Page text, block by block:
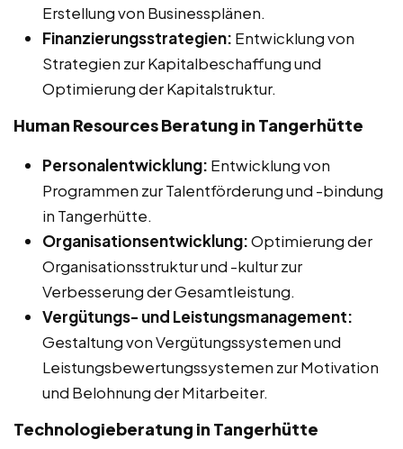
Erstellung von Businessplänen.
Finanzierungsstrategien: Entwicklung von
Strategien zur Kapitalbeschaffung und
Optimierung der Kapitalstruktur.
Human Resources Beratung in Tangerhütte
Personalentwicklung: Entwicklung von
Programmen zur Talentförderung und -bindung
in Tangerhütte.
Organisationsentwicklung:Optimierung der
Organisationsstruktur und -kultur zur
Verbesserung der Gesamtleistung.
Vergütungs- und Leistungsmanagement:
Gestaltung von Vergütungssystemen und
Leistungsbewertungssystemen zur Motivation
und Belohnung der Mitarbeiter.
Technologieberatung in Tangerhütte